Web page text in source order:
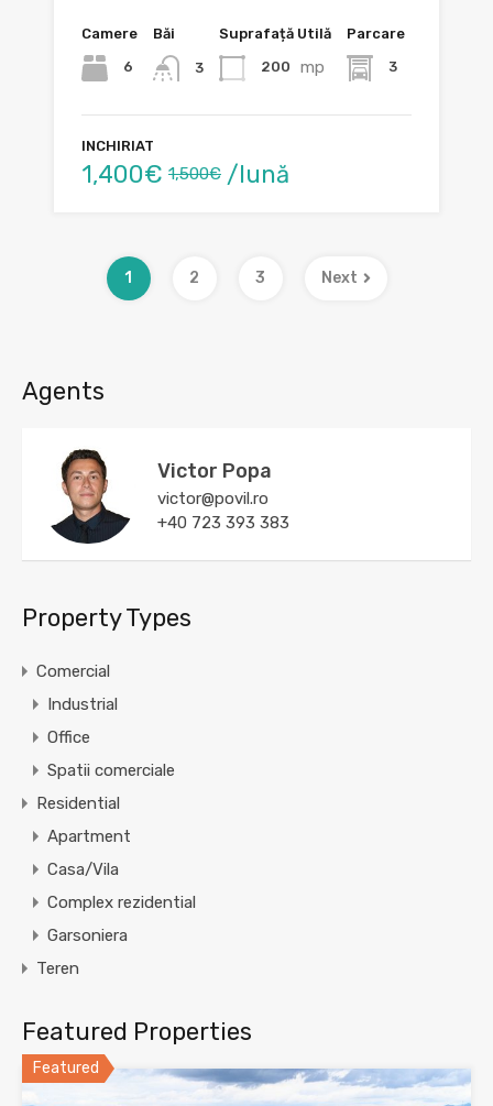
Camere
6
Băi
3
Suprafață Utilă
200 mp
Parcare
3
INCHIRIAT
1,400€ 1,500€ /lună
1 2 3 Next
Agents
Victor Popa
victor@povil.ro
+40 723 393 383
Property Types
Comercial
Industrial
Office
Spatii comerciale
Residential
Apartment
Casa/Vila
Complex rezidential
Garsoniera
Teren
Featured Properties
Featured